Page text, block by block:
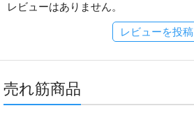
レビューはありません。
レビューを投稿
売れ筋商品